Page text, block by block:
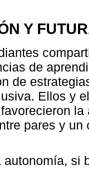
Y
de
de
Ellos y
pares y
autonomía, si